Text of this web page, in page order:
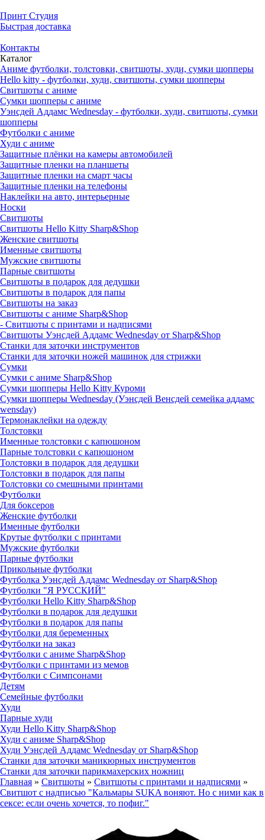
Принт Студия
Быстрая доставка
Контакты
Каталог
Аниме футболки, толстовки, свитшоты, худи, сумки шопперы
Hello kitty - футболки, худи, свитшоты, сумки шопперы
Свитшоты с аниме
Сумки шопперы с аниме
Уэнсдей Аддамс Wednesday - футболки, худи, свитшоты, сумки
шопперы
Футболки с аниме
Худи с аниме
Защитные плёнки на камеры автомобилей
Защитные пленки на планшеты
Защитные пленки на смарт часы
Защитные пленки на телефоны
Наклейки на авто, интерьерные
Носки
Свитшоты
Cвитшоты Hello Kitty Sharp&Shop
Женские свитшоты
Именные свитшоты
Мужские свитшоты
Парные свитшоты
Свитшоты в подарок для дедушки
Свитшоты в подарок для папы
Свитшоты на заказ
Свитшоты с аниме Sharp&Shop
- Свитшоты с принтами и надписями
Свитшоты Уэнсдей Аддамс Wednesday от Sharp&Shop
Станки для заточки инструментов
Станки для заточки ножей машинок для стрижки
Сумки
Сумки с аниме Sharp&Shop
Сумки шопперы Hello Kitty Куроми
Сумки шопперы Wednesday (Уэнсдей Венсдей семейка аддамс
wensday)
Термонаклейки на одежду
Толстовки
Именные толстовки с капюшоном
Парные толстовки с капюшоном
Толстовки в подарок для дедушки
Толстовки в подарок для папы
Толстовки со смешными принтами
Футболки
Для боксеров
Женские футболки
Именные футболки
Крутые футболки с принтами
Мужские футболки
Парные футболки
Прикольные футболки
Футболка Уэнсдей Аддамс Wednesday от Sharp&Shop
Футболки "Я РУССКИЙ"
Футболки Hello Kitty Sharp&Shop
Футболки в подарок для дедушки
Футболки в подарок для папы
Футболки для беременных
Футболки на заказ
Футболки с аниме Sharp&Shop
Футболки с принтами из мемов
Футболки с Симпсонами
Детям
Семейные футболки
Худи
Парные худи
Худи Hello Kitty Sharp&Shop
Худи с аниме Sharp&Shop
Худи Уэнсдей Аддамс Wednesday от Sharp&Shop
Станки для заточки маникюрных инструментов
Станки для заточки парикмахерских ножниц
Главная » Свитшоты » Свитшоты с принтами и надписями »
Свитшот с надписью "Кальмары SUKA воняют. Но с ними как в
сексе: если очень хочется, то пофиг."